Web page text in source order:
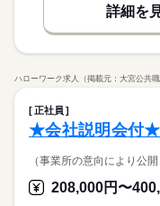
活かせるスキル
WEB
プログラム
活かせるスキル WEB
詳細を
ハローワーク求人（掲載元：大宮公共職
正社員
★会社説明会付★
（事業所の意向により公開